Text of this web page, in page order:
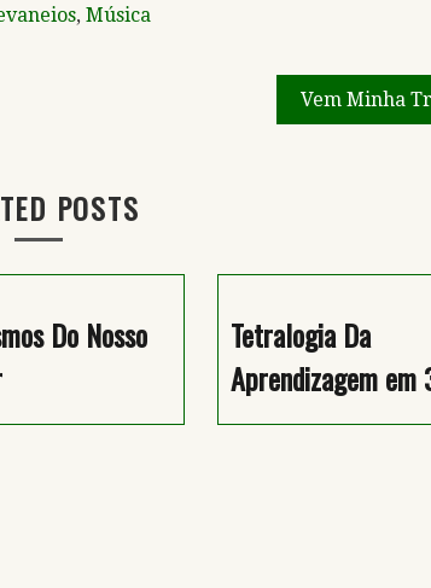
, Música
Vem Minha
POSTS
Do Nosso
Tetralogia Da
Aprendizagem em